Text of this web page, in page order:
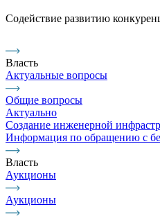
Содействие развитию
Власть
Актуальные вопросы
Общие вопросы
Актуально
Создание инженерной
Информация по обращению с
Власть
Аукционы
Аукционы